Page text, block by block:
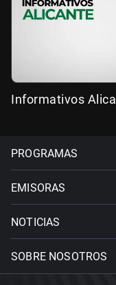
Informativos
PROGRAMAS
EMISORAS
NOTICIAS
SOBRE NOSOTROS